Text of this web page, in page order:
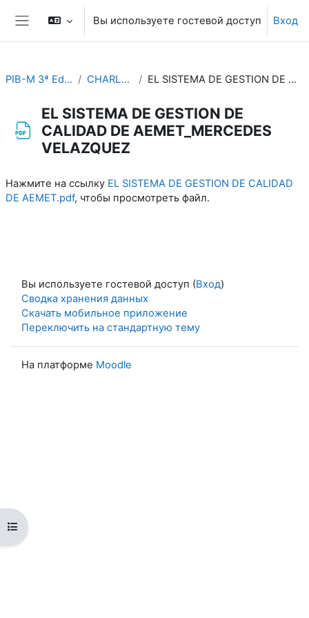
Перейти к основному содержанию
Боковая панель
Вы используете гостевой доступ Вход
Открыть оглавление курса
PIB-M 3ª Edición (fase práctica) CHARLAS ESPECIFICAS EL SISTEMA DE GESTION DE CALIDAD DE AEMET_MERCEDES VELAZQUEZ
EL SISTEMA DE GESTION DE
CALIDAD DE AEMET_MERCEDES
VELAZQUEZ
Нажмите на ссылку EL SISTEMA DE GESTION DE CALIDAD
DE AEMET.pdf, чтобы просмотреть файл.
Вы используете гостевой доступ (Вход)
Сводка хранения данных
Скачать мобильное приложение
Переключить на стандартную тему
На платформе Moodle